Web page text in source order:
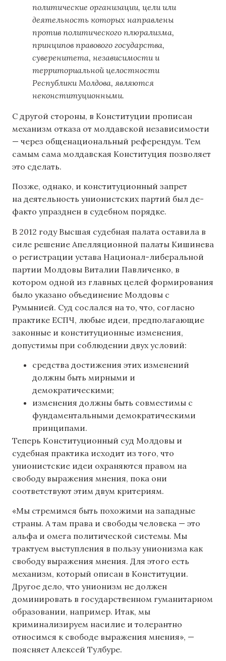
политические организации, цели или
деятельность которых направлены
против политического плюрализма,
принципов правового государства,
суверенитета, независимости и
территориальной целостности
Республики Молдова, являются
неконституционными.
С другой стороны, в Конституции прописан
механизм отказа от молдавской независимости
— через общенациональный референдум. Тем
самым сама молдавская Конституция позволяет
это сделать.
Позже, однако, и конституционный запрет
на деятельность унионистских партий был де-
факто упразднен в судебном порядке.
В 2012 году Высшая судебная палата оставила в
силе решение Апелляционной палаты Кишинева
о регистрации устава Национал-либеральной
партии Молдовы Виталии Павличенко, в
котором одной из главных целей формирования
было указано объединение Молдовы с
Румынией. Суд сослался на то, что, согласно
практике ЕСПЧ, любые идеи, предполагающие
законные и конституционные изменения,
допустимы при соблюдении двух условий:
средства достижения этих изменений
должны быть мирными и
демократическими;
изменения должны быть совместимы с
фундаментальными демократическими
принципами.
Теперь Конституционный суд Молдовы и
судебная практика исходит из того, что
унионистские идеи охраняются правом на
свободу выражения мнения, пока они
соответствуют этим двум критериям.
«Мы стремимся быть похожими на западные
страны. А там права и свободы человека — это
альфа и омега политической системы. Мы
трактуем выступления в пользу унионизма как
свободу выражения мнения. Для этого есть
механизм, который описан в Конституции.
Другое дело, что унионизм не должен
доминировать в государственном гуманитарном
образовании, например. Итак, мы
криминализируем насилие и толерантно
относимся к свободе выражения мнения», —
поясняет Алексей Тулбуре.